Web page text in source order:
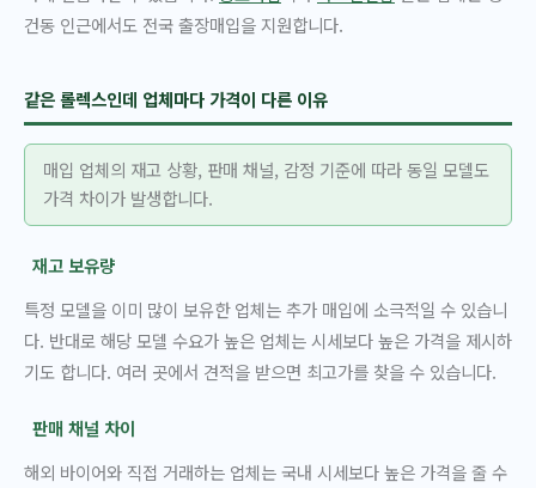
건동 인근에서도 전국 출장매입을 지원합니다.
같은 롤렉스인데 업체마다 가격이 다른 이유
매입 업체의 재고 상황, 판매 채널, 감정 기준에 따라 동일 모델도
가격 차이가 발생합니다.
재고 보유량
특정 모델을 이미 많이 보유한 업체는 추가 매입에 소극적일 수 있습니
다. 반대로 해당 모델 수요가 높은 업체는 시세보다 높은 가격을 제시하
기도 합니다. 여러 곳에서 견적을 받으면 최고가를 찾을 수 있습니다.
판매 채널 차이
해외 바이어와 직접 거래하는 업체는 국내 시세보다 높은 가격을 줄 수